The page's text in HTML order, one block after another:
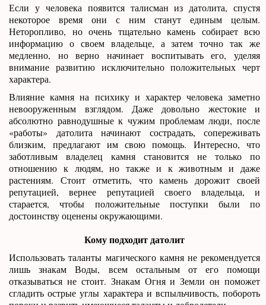
Если у человека появится талисман из датолита, спустя
некоторое время они с ним станут единым целым.
Неторопливо, но очень тщательно камень собирает всю
информацию о своем владельце, а затем точно так же
медленно, но верно начинает воспитывать его, уделяя
внимание развитию исключительно положительных черт
характера.
Влияние камня на психику и характер человека заметно
невооруженным взглядом. Даже довольно жестокие и
абсолютно равнодушные к чужим проблемам люди, после
«работы» датолита начинают сострадать, сопереживать
близким, предлагают им свою помощь. Интересно, что
заботливым владелец камня становится не только по
отношению к людям, но также и к животным и даже
растениям. Стоит отметить, что камень дорожит своей
репутацией, вернее репутацией своего владельца, и
старается, чтобы положительные поступки были по
достоинству оценены окружающими.
Кому подходит датолит
Использовать таланты магического камня не рекомендуется
лишь знакам Воды, всем остальным от его помощи
отказываться не стоит. Знакам Огня и Земли он поможет
сгладить острые углы характера и вспыльчивость, побороть